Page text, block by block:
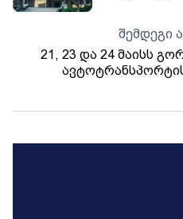
შემდეგი
21, 23 და 24 მაისს